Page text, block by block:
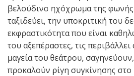
βελούδινο ηχόχρωμα της
ταξιδεύει, την υποκριτική του
εκφραστικότητα που είναι
του αξεπέραστες, τις
μαγεία του θεάτρου,
προκαλούν ρίγη συγκίνησης